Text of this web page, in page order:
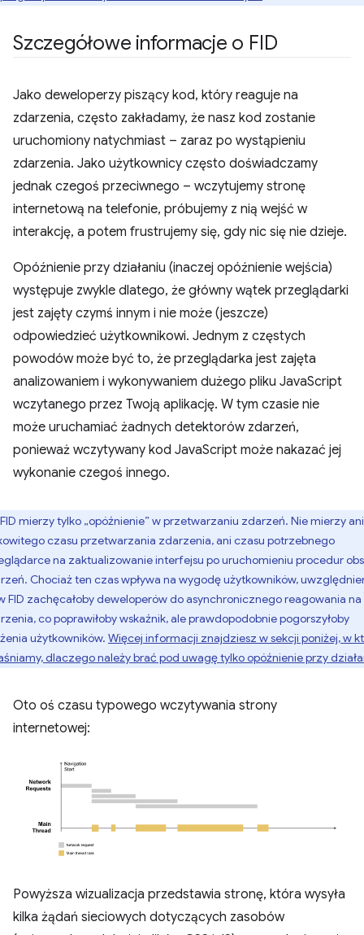
Szczegółowe informacje o FID
Jako deweloperzy piszący kod, który reaguje na
zdarzenia, często zakładamy, że nasz kod zostanie
uruchomiony natychmiast – zaraz po wystąpieniu
zdarzenia. Jako użytkownicy często doświadczamy
jednak czegoś przeciwnego – wczytujemy stronę
internetową na telefonie, próbujemy z nią wejść w
interakcję, a potem frustrujemy się, gdy nic się nie dzieje.
Opóźnienie przy działaniu (inaczej opóźnienie wejścia)
występuje zwykle dlatego, że główny wątek przeglądarki
jest zajęty czymś innym i nie może (jeszcze)
odpowiedzieć użytkownikowi. Jednym z częstych
powodów może być to, że przeglądarka jest zajęta
analizowaniem i wykonywaniem dużego pliku JavaScript
wczytanego przez Twoją aplikację. W tym czasie nie
może uruchamiać żadnych detektorów zdarzeń,
ponieważ wczytywany kod JavaScript może nakazać jej
wykonanie czegoś innego.
FID mierzy tylko „opóźnienie” w przetwarzaniu zdarzeń. Nie mierzy ani
czasu przetwarzania zdarzenia, ani czasu potrzebnego
na zaktualizowanie interfejsu po uruchomieniu procedur
Chociaż ten czas wpływa na wygodę użytkowników,
FID zachęcałoby deweloperów do asynchronicznego reagowania na
co poprawiłoby wskaźnik, ale prawdopodobnie pogorszyłoby
użytkowników. Więcej informacji znajdziesz w sekcji poniżej, w
dlaczego należy brać pod uwagę tylko opóźnienie przy
Oto oś czasu typowego wczytywania strony
internetowej:
Powyższa wizualizacja przedstawia stronę, która wysyła
kilka żądań sieciowych dotyczących zasobów